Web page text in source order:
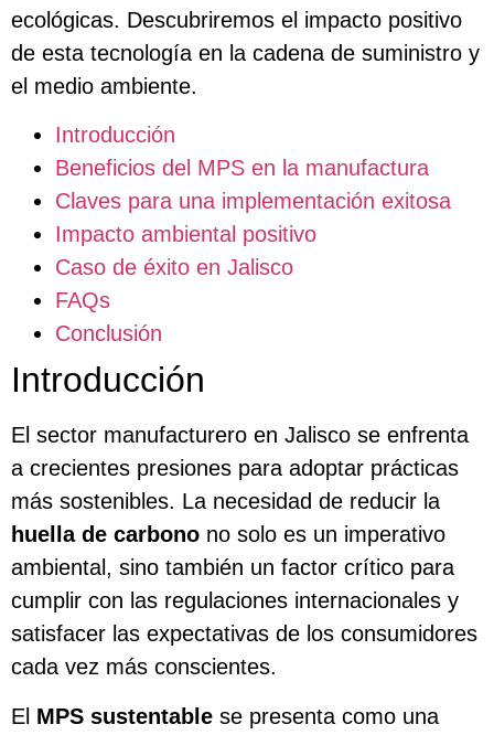
ecológicas. Descubriremos el impacto positivo
de esta tecnología en la cadena de suministro y
el medio ambiente.
Introducción
Beneficios del MPS en la manufactura
Claves para una implementación exitosa
Impacto ambiental positivo
Caso de éxito en Jalisco
FAQs
Conclusión
Introducción
El sector manufacturero en Jalisco se enfrenta
a crecientes presiones para adoptar prácticas
más sostenibles. La necesidad de reducir la
huella de carbono no solo es un imperativo
ambiental, sino también un factor crítico para
cumplir con las regulaciones internacionales y
satisfacer las expectativas de los consumidores
cada vez más conscientes.
El MPS sustentable se presenta como una